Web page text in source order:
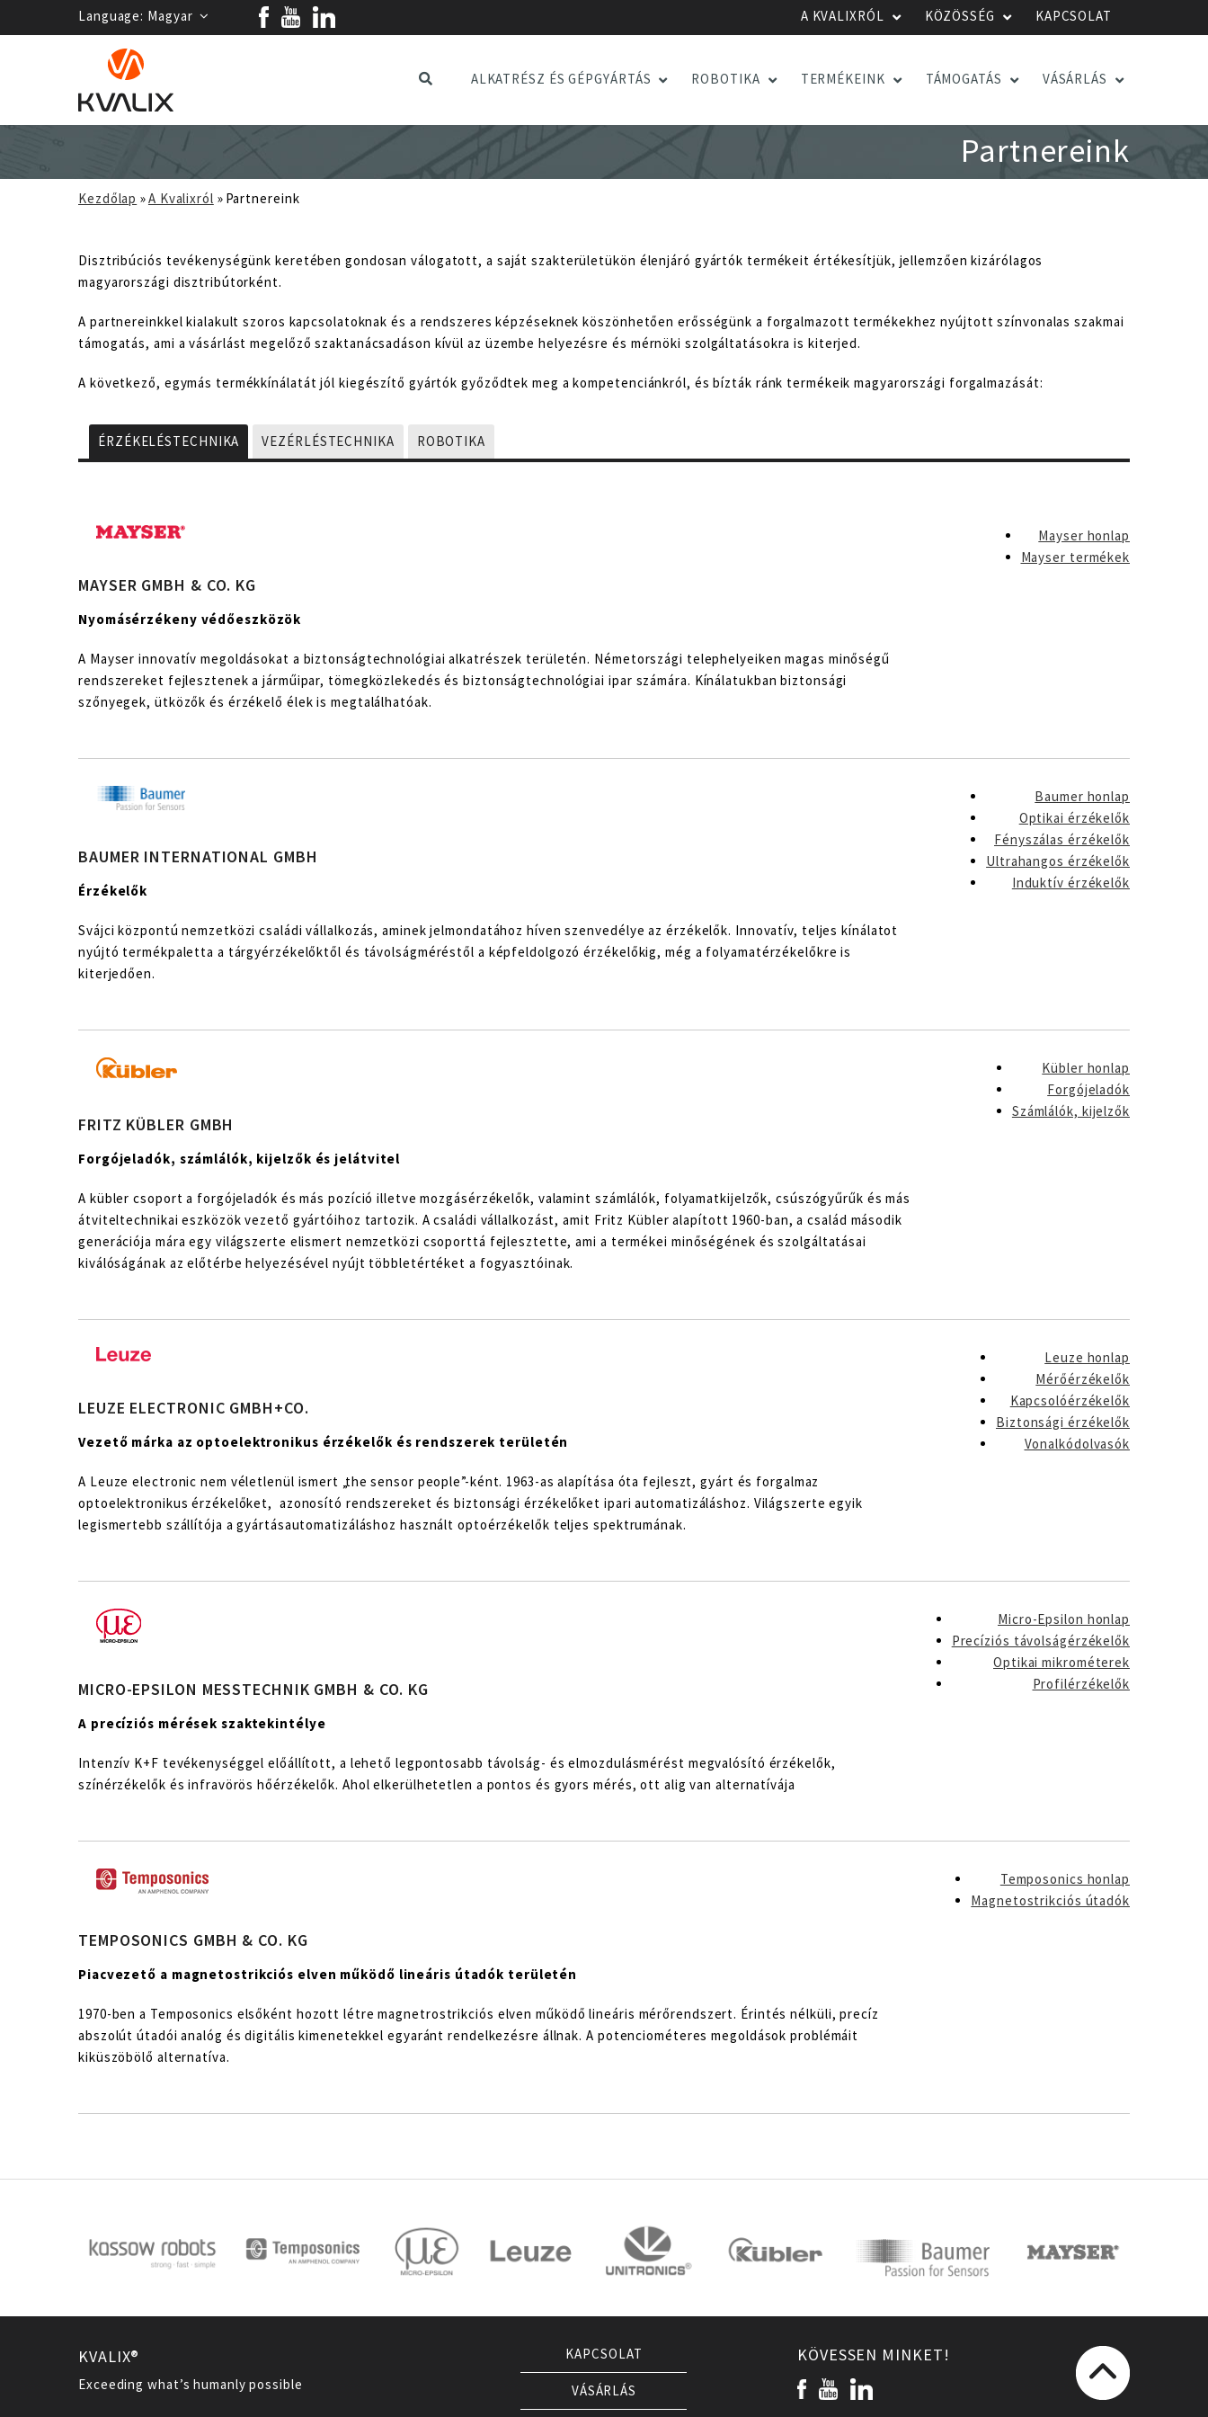
Language: Magyar A KVALIXRÓL KÖZÖSSÉG KAPCSOLAT
ALKATRÉSZ ÉS GÉPGYÁRTÁS ROBOTIKA TERMÉKEINK TÁMOGATÁS VÁSÁRLÁS
Partnereink
Kezdőlap »A Kvalixról » Partnereink
Disztribúciós tevékenységünk keretében gondosan válogatott, a saját szakterületükön élenjáró gyártók termékeit értékesítjük, jellemzően kizárólagos
magyarországi disztribútorként.
A partnereinkkel kialakult szoros kapcsolatoknak és a rendszeres képzéseknek köszönhetően erősségünk a forgalmazott termékekhez nyújtott színvonalas szakmai
támogatás, ami a vásárlást megelőző szaktanácsadáson kívül az üzembe helyezésre és mérnöki szolgáltatásokra is kiterjed.
A következő, egymás termékkínálatát jól kiegészítő gyártók győződtek meg a kompetenciánkról, és bízták ránk termékeik magyarországi forgalmazását:
ÉRZÉKELÉSTECHNIKA VEZÉRLÉSTECHNIKA ROBOTIKA
MAYSER GMBH & CO. KG
Nyomásérzékeny védőeszközök
A Mayser innovatív megoldásokat a biztonságtechnológiai alkatrészek területén. Németországi telephelyeiken magas minőségű
rendszereket fejlesztenek a járműipar, tömegközlekedés és biztonságtechnológiai ipar számára. Kínálatukban biztonsági
szőnyegek, ütközők és érzékelő élek is megtalálhatóak.
Mayser honlap
Mayser termékek
BAUMER INTERNATIONAL GMBH
Érzékelők
Svájci központú nemzetközi családi vállalkozás, aminek jelmondatához híven szenvedélye az érzékelők. Innovatív, teljes kínálatot
nyújtó termékpaletta a tárgyérzékelőktől és távolságméréstől a képfeldolgozó érzékelőkig, még a folyamatérzékelőkre is
kiterjedően.
Baumer honlap
Optikai érzékelők
Fényszálas érzékelők
Ultrahangos érzékelők
Induktív érzékelők
FRITZ KÜBLER GMBH
Forgójeladók, számlálók, kijelzők és jelátvitel
A kübler csoport a forgójeladók és más pozíció illetve mozgásérzékelők, valamint számlálók, folyamatkijelzők, csúszógyűrűk és más
átviteltechnikai eszközök vezető gyártóihoz tartozik. A családi vállalkozást, amit Fritz Kübler alapított 1960-ban, a család második
generációja mára egy világszerte elismert nemzetközi csoporttá fejlesztette, ami a termékei minőségének és szolgáltatásai
kiválóságának az előtérbe helyezésével nyújt többletértéket a fogyasztóinak.
Kübler honlap
Forgójeladók
Számlálók, kijelzők
LEUZE ELECTRONIC GMBH+CO.
Vezető márka az optoelektronikus érzékelők és rendszerek területén
A Leuze electronic nem véletlenül ismert „the sensor people”-ként. 1963-as alapítása óta fejleszt, gyárt és forgalmaz
optoelektronikus érzékelőket, azonosító rendszereket és biztonsági érzékelőket ipari automatizáláshoz. Világszerte egyik
legismertebb szállítója a gyártásautomatizáláshoz használt optoérzékelők teljes spektrumának.
Leuze honlap
Mérőérzékelők
Kapcsolóérzékelők
Biztonsági érzékelők
Vonalkódolvasók
MICRO-EPSILON MESSTECHNIK GMBH & CO. KG
A precíziós mérések szaktekintélye
Intenzív K+F tevékenységgel előállított, a lehető legpontosabb távolság- és elmozdulásmérést megvalósító érzékelők,
színérzékelők és infravörös hőérzékelők. Ahol elkerülhetetlen a pontos és gyors mérés, ott alig van alternatívája
Micro-Epsilon honlap
Precíziós távolságérzékelők
Optikai mikrométerek
Profilérzékelők
TEMPOSONICS GMBH & CO. KG
Piacvezető a magnetostrikciós elven működő lineáris útadók területén
1970-ben a Temposonics elsőként hozott létre magnetrostrikciós elven működő lineáris mérőrendszert. Érintés nélküli, precíz
abszolút útadói analóg és digitális kimenetekkel egyaránt rendelkezésre állnak. A potenciométeres megoldások problémáit
kiküszöbölő alternatíva.
Temposonics honlap
Magnetostrikciós útadók
KVALIX®
Exceeding what’s humanly possible
KAPCSOLAT
VÁSÁRLÁS
KÖVESSEN MINKET!